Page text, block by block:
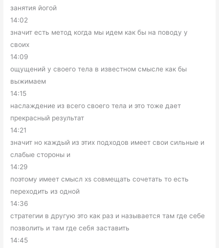
занятия йогой
14:02
значит есть метод когда мы идем как бы на поводу у
своих
14:09
ощущений у своего тела в известном смысле как бы
выжимаем
14:15
наслаждение из всего своего тела и это тоже дает
прекрасный результат
14:21
значит но каждый из этих подходов имеет свои сильные и
слабые стороны и
14:29
поэтому имеет смысл xs совмещать сочетать то есть
переходить из одной
14:36
стратегии в другую это как раз и называется там где себе
позволить и там где себя заставить
14:45